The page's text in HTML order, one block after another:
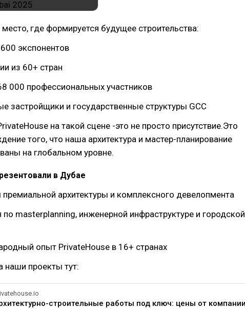
место, где формируется будущее строительства:
экспонентов
из 60+ стран
000 профессиональных участников
застройщики и государственные структуры GCC
на такой сцене -это не просто присутствие.Это
того, что наша архитектура и мастер-планирование
на глобальном уровне.
в Дубае
премиальной архитектуры и комплексного девелопмента
по masterplanning, инженерной инфраструктуре и городской
опыт PrivateHouse в 16+ странах
наши проекты тут: